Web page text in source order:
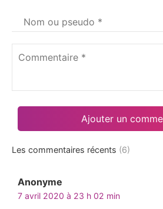
Votre
nom*
Les commentaires récents (6)
Anonyme
7 avril 2020 à 23 h 02 min